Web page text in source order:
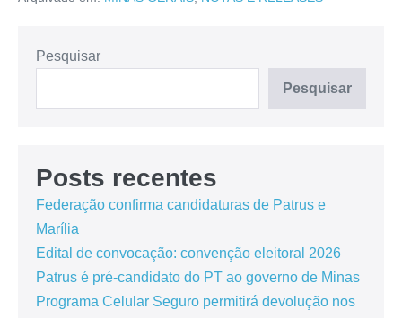
Pesquisar
Pesquisar
Posts recentes
Federação confirma candidaturas de Patrus e
Marília
Edital de convocação: convenção eleitoral 2026
Patrus é pré-candidato do PT ao governo de Minas
Programa Celular Seguro permitirá devolução nos